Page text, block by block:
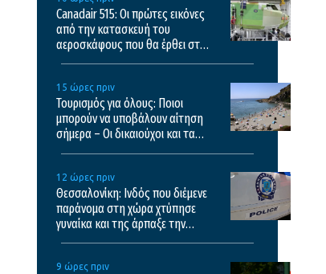
Canadair 515: Οι πρώτες εικόνες
από την κατασκευή του
αεροσκάφους που θα έρθει στην
15 ώρες πριν
Τουρισμός για όλους: Ποιοι
μπορούν να υποβάλουν αίτηση
σήμερα – Οι δικαιούχοι και τα
12 ώρες πριν
Θεσσαλονίκη: Ινδός που διέμενε
παράνομα στη χώρα χτύπησε
γυναίκα και της άρπαξε την
9 ώρες πριν